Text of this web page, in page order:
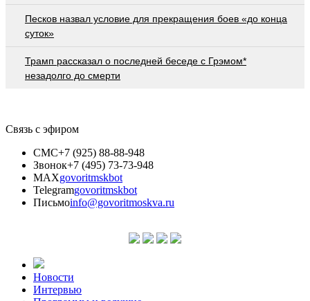
Песков назвал условие для прекращения боев «до конца
суток»
Трамп рассказал о последней беседе с Грэмом*
незадолго до смерти
Связь с эфиром
СМС+7 (925) 88-88-948
Звонок+7 (495) 73-73-948
MAXgovoritmskbot
Telegramgovoritmskbot
Письмоinfo@govoritmoskva.ru
Новости
Интервью